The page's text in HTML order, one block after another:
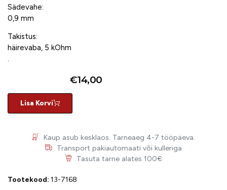
Sädevahe:
0,9 mm
Takistus:
häirevaba, 5 kOhm
.
€14,00
Lisa Korvi
Kaup asub kesklaos. Tarneaeg 4-7 tööpäeva.
Transport pakiautomaati või kulleriga
Tasuta tarne alates 100€
Tootekood: 13-7168